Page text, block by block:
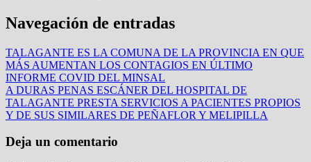
Navegación de entradas
TALAGANTE ES LA COMUNA DE LA PROVINCIA EN QUE
MÁS AUMENTAN LOS CONTAGIOS EN ÚLTIMO
INFORME COVID DEL MINSAL
A DURAS PENAS ESCÁNER DEL HOSPITAL DE
TALAGANTE PRESTA SERVICIOS A PACIENTES PROPIOS
Y DE SUS SIMILARES DE PEÑAFLOR Y MELIPILLA
Deja un comentario